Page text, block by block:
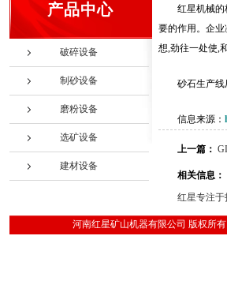
产品中心
破碎设备
制砂设备
磨粉设备
选矿设备
建材设备
红星机械
要的作用。企
想,劲往一处使,
砂石生产
信息来源：
上一篇：
相关信息：
红星专注
河南红星矿山机器有限公司 版权